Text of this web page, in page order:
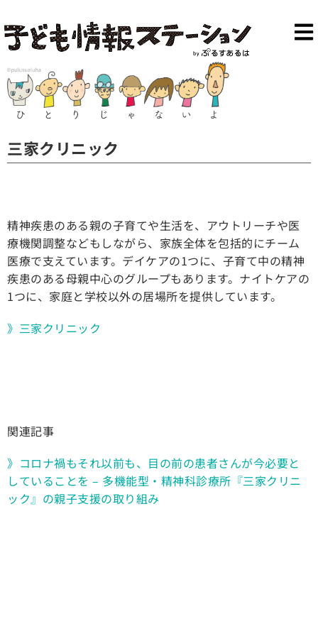
三家クリニック
精神疾患のある親の子育てや生活を、アウトリーチや医
療機関調整などもしながら、家族全体を包括的にチーム
医療で支えています。デイケアの1つに、子育て中の精神
疾患のある母親中心のグループもあります。ナイトケアの
1つに、家庭と学校以外の居場所を提供しています。
》三家クリニック
関連記事
》コロナ禍もそれ以前も、目の前の患者さんが今必要と
していることを – 多機能型・精神科診療所『三家クリニ
ック』の親子支援の取り組み